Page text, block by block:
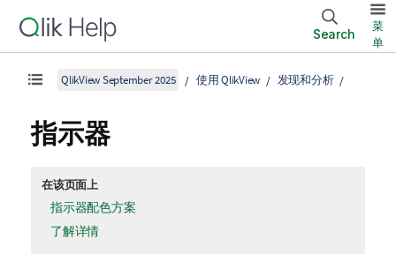
Search
菜
单
QlikView September 2025 使用 QlikView 发现和分析
指示器
在该页面上
指示器配色方案
了解详情